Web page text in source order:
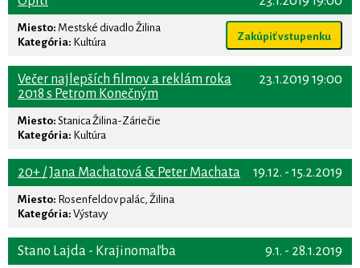
Zakúpiť vstupenku
Miesto: Mestské divadlo Žilina
Kategória: Kultúra
23.1.2019 19:00
Večer najlepších filmov a reklám roka
2018 s Petrom Konečným
Miesto: Stanica Žilina-Záriečie
Kategória: Kultúra
19.12. - 15.2.2019
20+ / Jana Machatová & Peter Machata
Miesto: Rosenfeldov palác, Žilina
Kategória: Výstavy
9.1. - 28.1.2019
Stano Lajda - Krajinomaľba